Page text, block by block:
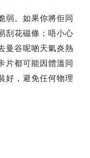
弱。如果你將佢同
刮花磁條；唔小心
曼谷呢啲天氣炎熱
片都可能因體溫同
好，避免任何物理